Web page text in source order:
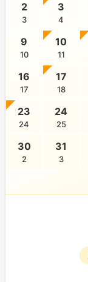
2
3
3
4
9
10
10
11
16
17
17
18
23
24
24
25
30
2
31
3